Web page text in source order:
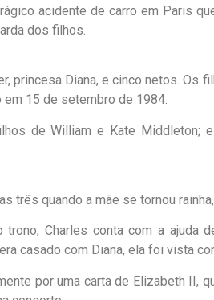
acidente de carro em Paris
dos filhos.
princesa Diana, e cinco netos. Os
em 15 de setembro de 1984.
de William e Kate Middleton;
três quando a mãe se tornou
Charles conta com a ajuda
casado com Diana, ela foi vista
por uma carta de Elizabeth II,